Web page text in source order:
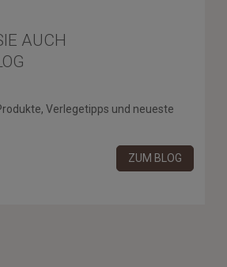
AUCH
Verlegetipps und neueste
ZUM BLOG